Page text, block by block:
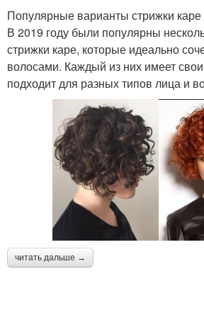
Популярные варианты стрижки
В 2019 году были популярны
стрижки каре, которые идеально
волосами. Каждый из них имеет
подходит для разных типов лица и
читать дальше →